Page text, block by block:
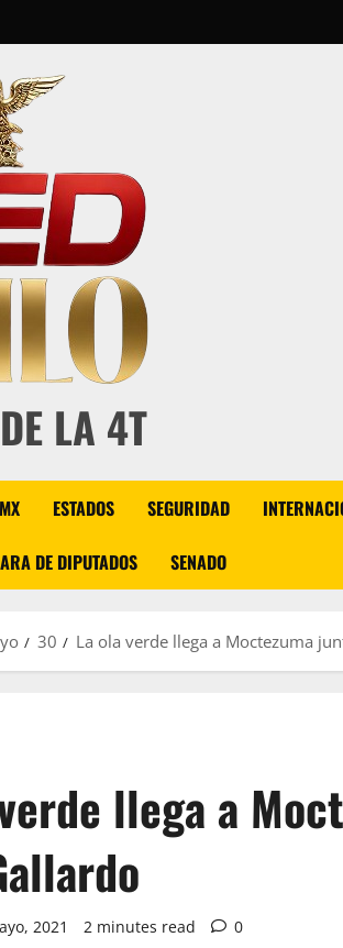
LA 4T
ESTADOS SEGURIDAD
DE DIPUTADOS SENADO
30 La ola verde llega a Moctezuma
llega a
2021 2 minutes read 0